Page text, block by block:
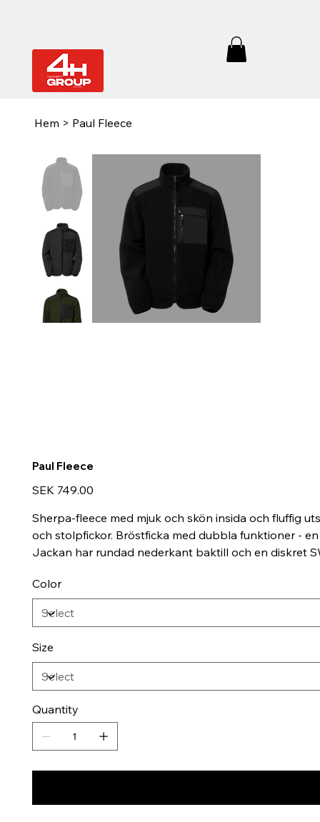
Hem > Paul Fleece
Paul Fleece
Price
SEK 749.00
Sherpa-fleece med mjuk och skön insida och fluffig
och stolpfickor. Bröstficka med dubbla funktioner -
Jackan har rundad nederkant baktill och en diskret
Color
Size
Quantity